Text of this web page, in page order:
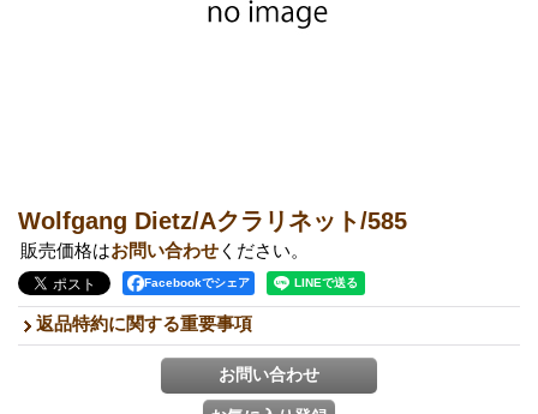
Wolfgang Dietz/Aクラリネット/585
販売価格はお問い合わせ ください。
Facebookでシェア
返品特約に関する重要事項